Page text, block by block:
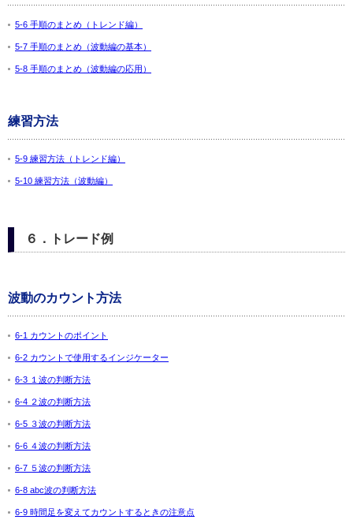
5-6 手順のまとめ（トレンド編）
5-7 手順のまとめ（波動編の基本）
5-8 手順のまとめ（波動編の応用）
練習方法
5-9 練習方法（トレンド編）
5-10 練習方法（波動編）
６．トレード例
波動のカウント方法
6-1 カウントのポイント
6-2 カウントで使用するインジケーター
6-3 １波の判断方法
6-4 ２波の判断方法
6-5 ３波の判断方法
6-6 ４波の判断方法
6-7 ５波の判断方法
6-8 abc波の判断方法
6-9 時間足を変えてカウントするときの注意点